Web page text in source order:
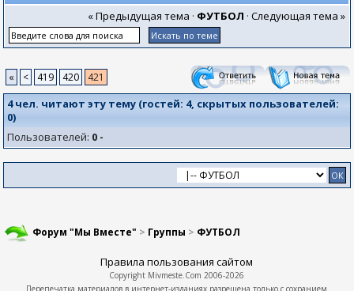
« Предыдущая тема · ФУТБОЛ · Следующая тема »
« < 419 420 421
4 чел. читают эту тему (гостей: 4, скрытых пользователей:
0)
Пользователей: 0 -
Форум "Мы Вместе" > Группы > ФУТБОЛ
Правила пользования сайтом
Copyright Mivmeste.Com 2006-2026
Перепечатка материалов в интернет-изданиях разрешена только с сохранием